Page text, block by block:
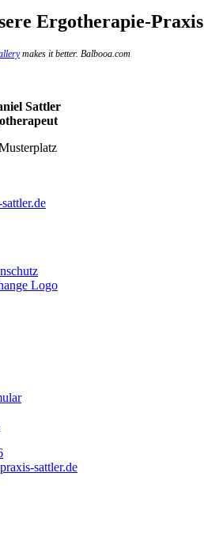
Ergotherapie-Praxis
makes it better. Balbooa.com
Sattler
sattler.de